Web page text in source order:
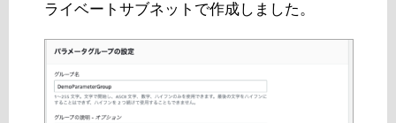
ライベートサブネットで作成しました。